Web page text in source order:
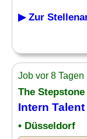
▶ Zur
Job vor 8
The
Intern
• Düsseldorf